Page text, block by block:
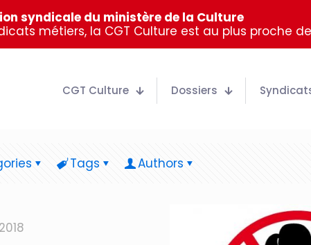
syndicale du ministère de la Culture
métiers, la CGT Culture est au plus proche
CGT Culture Dossiers
Tags Authors